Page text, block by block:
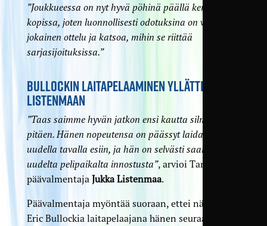
”Joukkueessa on nyt hyvä pöhinä päällä kentällä ja
kopissa, joten luonnollisesti odotuksina on voittaa
jokainen ottelu ja katsoa, mihin se riittää
sarjasijoituksissa.”
BULLOCKIN LAITAPELAAMINEN YLLÄTTI
LISTENMAAN
”Taas saimme hyvän jatkon ensi kautta silmällä
pitäen. Hänen nopeutensa on päässyt laidalla aivan
uudella tavalla esiin, ja hän on selvästi saanut
uudelta pelipaikalta innostusta”, arvioi TamU-
päävalmentaja Jukka Listenmaa.
Päävalmentaja myöntää suoraan, ettei nähnyt
Eric Bullockia laitapelaajana hänen seuraan